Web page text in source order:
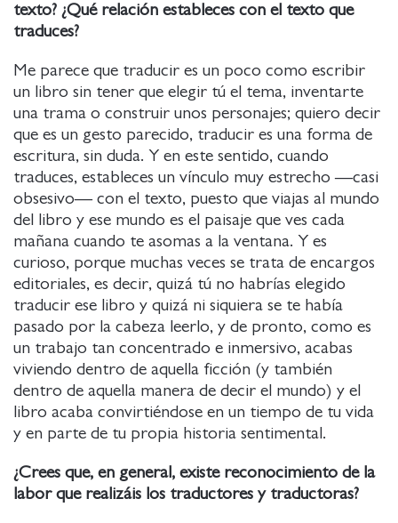
texto? ¿Qué relación estableces con el texto que
traduces?
Me parece que traducir es un poco como escribir
un libro sin tener que elegir tú el tema, inventarte
una trama o construir unos personajes; quiero decir
que es un gesto parecido, traducir es una forma de
escritura, sin duda. Y en este sentido, cuando
traduces, estableces un vínculo muy estrecho —casi
obsesivo— con el texto, puesto que viajas al mundo
del libro y ese mundo es el paisaje que ves cada
mañana cuando te asomas a la ventana. Y es
curioso, porque muchas veces se trata de encargos
editoriales, es decir, quizá tú no habrías elegido
traducir ese libro y quizá ni siquiera se te había
pasado por la cabeza leerlo, y de pronto, como es
un trabajo tan concentrado e inmersivo, acabas
viviendo dentro de aquella ficción (y también
dentro de aquella manera de decir el mundo) y el
libro acaba convirtiéndose en un tiempo de tu vida
y en parte de tu propia historia sentimental.
¿Crees que, en general, existe reconocimiento de la
labor que realizáis los traductores y traductoras?